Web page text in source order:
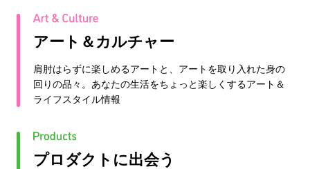
アート＆カルチャー
肩肘はらずに楽しめるアートと、アートを取り入れた身の
回りの品々。あなたの生活をちょっと楽しくするアート＆
ライフスタイル情報
プロダクトに出会う